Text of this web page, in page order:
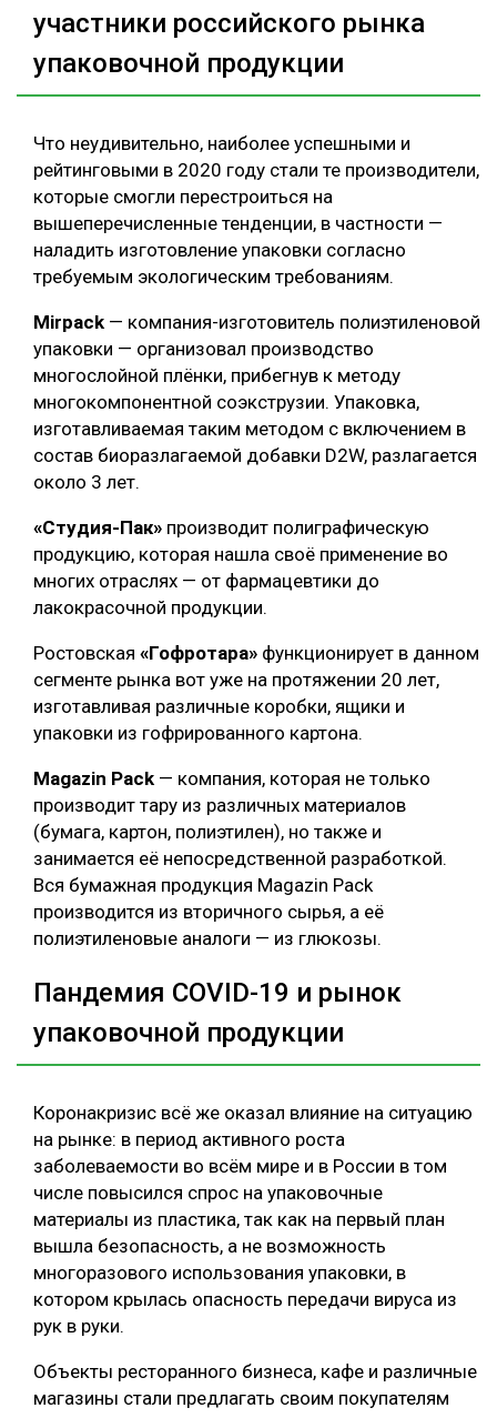
участники российского рынка
упаковочной продукции
Что неудивительно, наиболее успешными и
рейтинговыми в 2020 году стали те производители,
которые смогли перестроиться на
вышеперечисленные тенденции, в частности —
наладить изготовление упаковки согласно
требуемым экологическим требованиям.
Mirpack — компания-изготовитель полиэтиленовой
упаковки — организовал производство
многослойной плёнки, прибегнув к методу
многокомпонентной соэкструзии. Упаковка,
изготавливаемая таким методом с включением в
состав биоразлагаемой добавки D2W, разлагается
около 3 лет.
«Студия-Пак» производит полиграфическую
продукцию, которая нашла своё применение во
многих отраслях — от фармацевтики до
лакокрасочной продукции.
Ростовская «Гофротара» функционирует в данном
сегменте рынка вот уже на протяжении 20 лет,
изготавливая различные коробки, ящики и
упаковки из гофрированного картона.
Magazin Pack — компания, которая не только
производит тару из различных материалов
(бумага, картон, полиэтилен), но также и
занимается её непосредственной разработкой.
Вся бумажная продукция Magazin Pack
производится из вторичного сырья, а её
полиэтиленовые аналоги — из глюкозы.
Пандемия COVID-19 и рынок
упаковочной продукции
Коронакризис всё же оказал влияние на ситуацию
на рынке: в период активного роста
заболеваемости во всём мире и в России в том
числе повысился спрос на упаковочные
материалы из пластика, так как на первый план
вышла безопасность, а не возможность
многоразового использования упаковки, в
котором крылась опасность передачи вируса из
рук в руки.
Объекты ресторанного бизнеса, кафе и различные
магазины стали предлагать своим покупателям